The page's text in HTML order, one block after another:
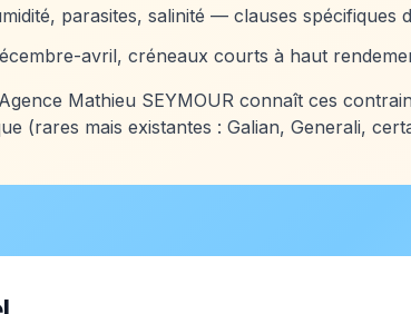
parasites, salinité — clauses spécifiques
avril, créneaux courts à haut
Agence Mathieu SEYMOUR connaît ces
(rares mais existantes : Galian, Generali,